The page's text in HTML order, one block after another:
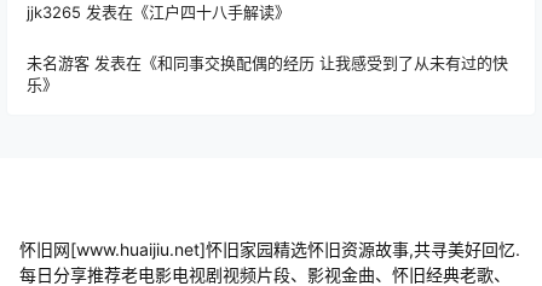
jjk3265 发表在《江户四十八手解读》
未名游客 发表在《和同事交换配偶的经历 让我感受到了从未有过的快
乐》
怀旧网[www.huaijiu.net]怀旧家园精选怀旧资源故事,共寻美好回忆.
每日分享推荐老电影电视剧视频片段、影视金曲、怀旧经典老歌、